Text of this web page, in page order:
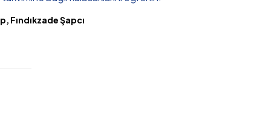
Fındıkzade Şapcı